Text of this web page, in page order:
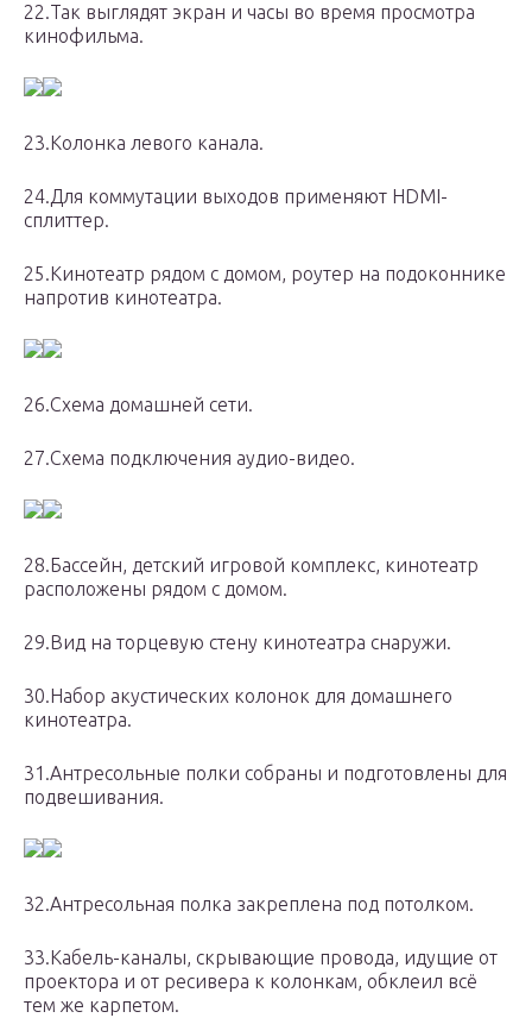
22.Так выглядят экран и часы во время просмотра
кинофильма.
23.Колонка левого канала.
24.Для коммутации выходов применяют HDMI-
сплиттер.
25.Кинотеатр рядом с домом, роутер на подоконнике
напротив кинотеатра.
26.Схема домашней сети.
27.Схема подключения аудио-видео.
28.Бассейн, детский игровой комплекс, кинотеатр
расположены рядом с домом.
29.Вид на торцевую стену кинотеатра снаружи.
30.Набор акустических колонок для домашнего
кинотеатра.
31.Антресольные полки собраны и подготовлены для
подвешивания.
32.Антресольная полка закреплена под потолком.
33.Кабель-каналы, скрывающие провода, идущие от
проектора и от ресивера к колонкам, обклеил всё
тем же карпетом.